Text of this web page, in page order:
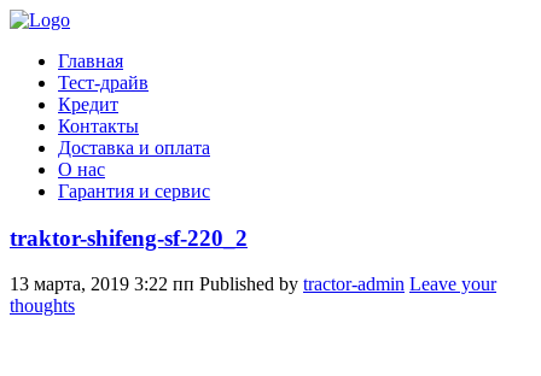
Главная
Тест-драйв
Кредит
Контакты
Доставка и оплата
О нас
Гарантия и сервис
traktor-shifeng-sf-220_2
13 марта, 2019 3:22 пп Published by tractor-admin Leave your
thoughts